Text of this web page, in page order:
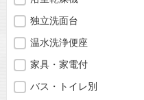
独立洗面台
温水洗浄便座
家具・家電付
バス・トイレ別